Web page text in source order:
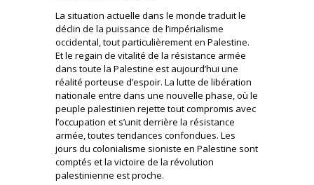
La situation actuelle dans le monde traduit le
déclin de la puissance de l’impérialisme
occidental, tout particulièrement en Palestine.
Et le regain de vitalité de la résistance armée
dans toute la Palestine est aujourd’hui une
réalité porteuse d’espoir. La lutte de libération
nationale entre dans une nouvelle phase, où le
peuple palestinien rejette tout compromis avec
l’occupation et s’unit derrière la résistance
armée, toutes tendances confondues. Les
jours du colonialisme sioniste en Palestine sont
comptés et la victoire de la révolution
palestinienne est proche.